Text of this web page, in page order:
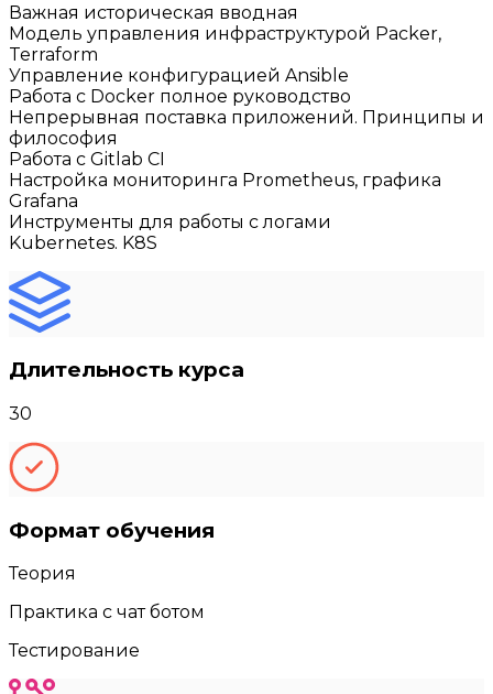
Важная историческая вводная
Модель управления инфраструктурой Packer,
Terraform
Управление конфигурацией Ansible
Работа с Docker полное руководство
Непрерывная поставка приложений. Принципы и
философия
Работа с Gitlab CI
Настройка мониторинга Prometheus, графика
Grafana
Инструменты для работы с логами
Kubernetes. K8S
Длительность курса
30
Формат обучения
Теория
Практика с чат ботом
Тестирование